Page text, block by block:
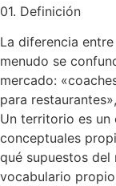
01. Definición
La diferencia
menudo se
mercado:
para
Un territorio es un
conceptuales
qué supuestos del
vocabulario